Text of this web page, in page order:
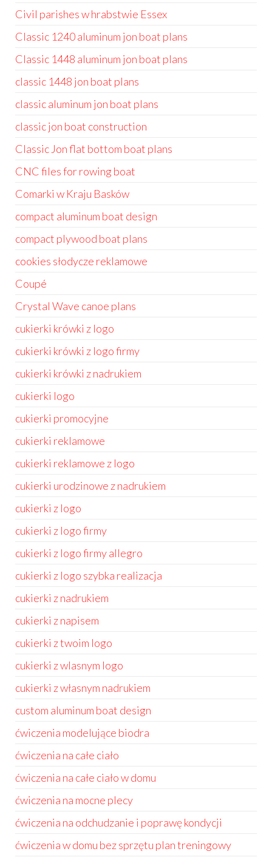
Civil parishes w hrabstwie Essex
Classic 1240 aluminum jon boat plans
Classic 1448 aluminum jon boat plans
classic 1448 jon boat plans
classic aluminum jon boat plans
classic jon boat construction
Classic Jon flat bottom boat plans
CNC files for rowing boat
Comarki w Kraju Basków
compact aluminum boat design
compact plywood boat plans
cookies słodycze reklamowe
Coupé
Crystal Wave canoe plans
cukierki krówki z logo
cukierki krówki z logo firmy
cukierki krówki z nadrukiem
cukierki logo
cukierki promocyjne
cukierki reklamowe
cukierki reklamowe z logo
cukierki urodzinowe z nadrukiem
cukierki z logo
cukierki z logo firmy
cukierki z logo firmy allegro
cukierki z logo szybka realizacja
cukierki z nadrukiem
cukierki z napisem
cukierki z twoim logo
cukierki z wlasnym logo
cukierki z własnym nadrukiem
custom aluminum boat design
ćwiczenia modelujące biodra
ćwiczenia na całe ciało
ćwiczenia na całe ciało w domu
ćwiczenia na mocne plecy
ćwiczenia na odchudzanie i poprawę kondycji
ćwiczenia w domu bez sprzętu plan treningowy